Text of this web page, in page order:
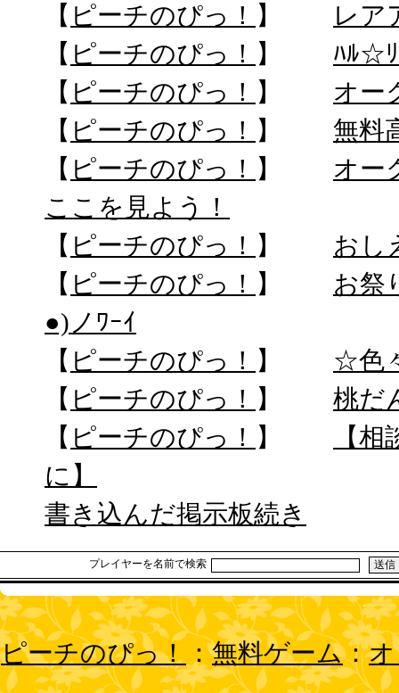
【 ピーチのぴっ！ 】
レア
【 ピーチのぴっ！ 】 ﾊﾙ☆
【 ピーチのぴっ！ 】 オー
【 ピーチのぴっ！ 】 無料
【 ピーチのぴっ！ 】 オー
ここを見よう！
【 ピーチのぴっ！ 】 おし
【 ピーチのぴっ！ 】 お祭
●)ノﾜｰｲ
【 ピーチのぴっ！ 】 ☆色
【 ピーチのぴっ！ 】 桃だ
【 ピーチのぴっ！ 】
【
に】
書き込んだ掲示板続き
プレイヤーを名前で検索
ピーチのぴっ！ ：無料ゲーム：